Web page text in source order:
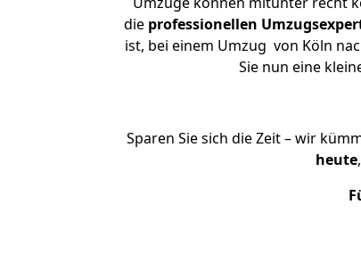
die professionellen
ist, bei einem Umzug von Köln
Sie nun eine
Sparen Sie sich die Zeit – wir
heute